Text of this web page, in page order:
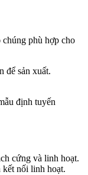
phù hợp cho
để sản xuất.
định tuyến
cứng và linh hoạt.
kết nối linh hoạt.